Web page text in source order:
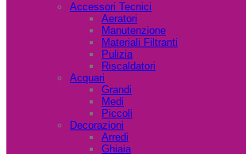
Accessori Tecnici
Aeratori
Manutenzione
Materiali Filtranti
Pulizia
Riscaldatori
Acquari
Grandi
Medi
Piccoli
Decorazioni
Arredi
Ghiaia